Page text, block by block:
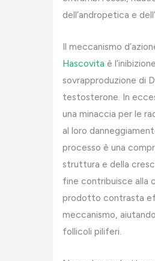
dell’andropetica e
Il meccanismo
Hascovita è
sovrapproduzione di
testosterone. In
una minaccia per le
al loro
processo è una
struttura e della
fine contribuisce alla
prodotto contrasta
meccanismo,
follicoli piliferi.